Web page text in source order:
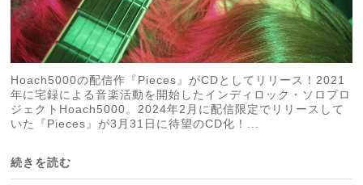
Hoach5000の配信作『Pieces』がCDとしてリリース！2021
年に宅録による音楽活動を開始したインディロック・ソロプロ
ジェクトHoach5000。2024年2月に配信限定でリリースして
いた『Pieces』が3月31日に待望のCD化！...
続きを読む